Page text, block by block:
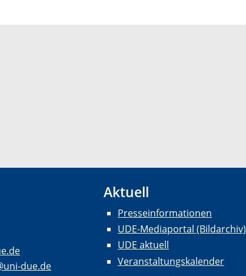
due.de
Aktuell
Presseinformationen
UDE-Mediaportal (Bildarchiv)
UDE aktuell
Veranstaltungskalender